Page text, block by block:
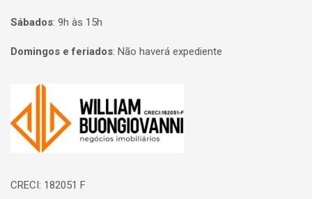
Sábados: 9h às 15h
Domingos e feriados: Não haverá expediente
Página inicial
CRECI: 182051 F